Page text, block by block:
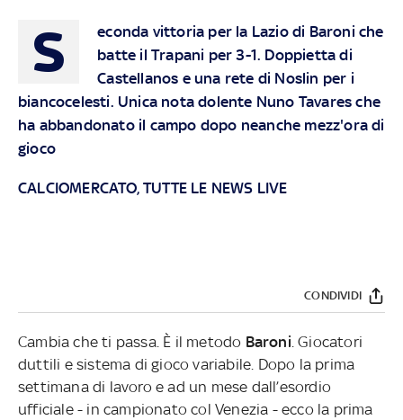
S
econda vittoria per la Lazio di Baroni che
batte il Trapani per 3-1. Doppietta di
Castellanos e una rete di Noslin per i
biancocelesti. Unica nota dolente Nuno Tavares che
ha abbandonato il campo dopo neanche mezz'ora di
gioco
CALCIOMERCATO, TUTTE LE NEWS LIVE
CONDIVIDI
Cambia che ti passa. È il metodo Baroni . Giocatori
duttili e sistema di gioco variabile. Dopo la prima
settimana di lavoro e ad un mese dall’esordio
ufficiale - in campionato col Venezia - ecco la prima